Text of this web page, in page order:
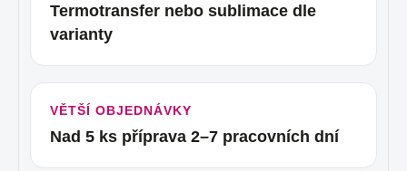
Termotransfer nebo sublimace dle
varianty
VĚTŠÍ OBJEDNÁVKY
Nad 5 ks příprava 2–7 pracovních dní